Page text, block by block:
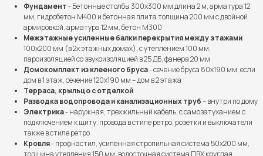
Фундамент- Бетонные столбы 300х300 мм длина 2 м, арматура 12
мм, гидробетон М400 и бетонная плита толщина 200 мм с двойной
армировкой, арматура 12 мм, бетон М300
Межэтажные усиленные балки перекрытия между этажами
100х200 мм (в 2х этажных домах), с утеплением 100 мм,
пароизоляцией со звукоизоляцией в 25 ДБ, фанера 20 мм
Домокомплект из клееного бруса- сечение бруса 80х190 мм, если
дом в 1 этаж, сечение 120х190 мм – дом в 2 этажа
Терраса, крыльцо с отделкой
Разводка водопровода и канализационных труб– внутри по дому
Электрика- наружная, трехжильный кабель, с самозатуханием с
подключением к щиту, провода в стиле ретро, розетки и выключатели
также в стиле ретро
Кровля- профнастил, усиленная стропильная система 50х200 мм,
толщина утепления 150 мм, водосточная система ПВХ круглая,